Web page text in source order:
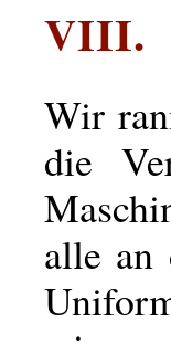
VIII.
Wir
die
alle an